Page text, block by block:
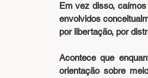
Em vez disso,
envolvidos
por libertação, por
Acontece que
orientação sobre